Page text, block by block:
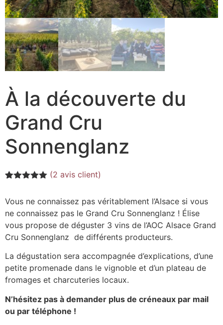
À la découverte du
Grand Cru
Sonnenglanz
basé sur
notations
client
(2 avis client)
Vous ne connaissez pas véritablement l’Alsace si vous
ne connaissez pas le Grand Cru Sonnenglanz ! Élise
vous propose de déguster 3 vins de l’AOC Alsace Grand
Cru Sonnenglanz de différents producteurs.
La dégustation sera accompagnée d’explications, d’une
petite promenade dans le vignoble et d’un plateau de
fromages et charcuteries locaux.
N’hésitez pas à demander plus de créneaux par mail
ou par téléphone !